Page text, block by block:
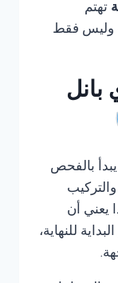
تهتم
وليس فقط
بالفحص
يعني أن
للنهاية،